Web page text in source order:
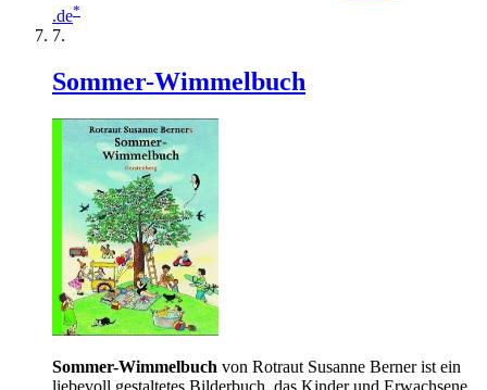
.de*
Sommer-Wimmelbuch
Sommer-Wimmelbuch von Rotraut Susanne Berner ist ein
liebevoll gestaltetes Bilderbuch, das Kinder und Erwachsene